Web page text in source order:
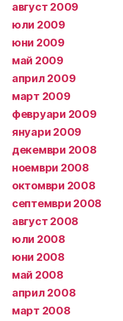
август 2009
юли 2009
юни 2009
май 2009
април 2009
март 2009
февруари 2009
януари 2009
декември 2008
ноември 2008
октомври 2008
септември 2008
август 2008
юли 2008
юни 2008
май 2008
април 2008
март 2008